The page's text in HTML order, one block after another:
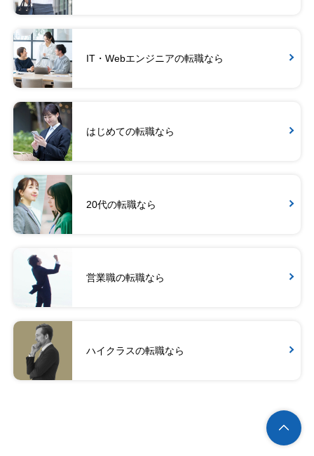
IT・Webエンジニアの転職なら
はじめての転職なら
20代の転職なら
営業職の転職なら
ハイクラスの転職なら